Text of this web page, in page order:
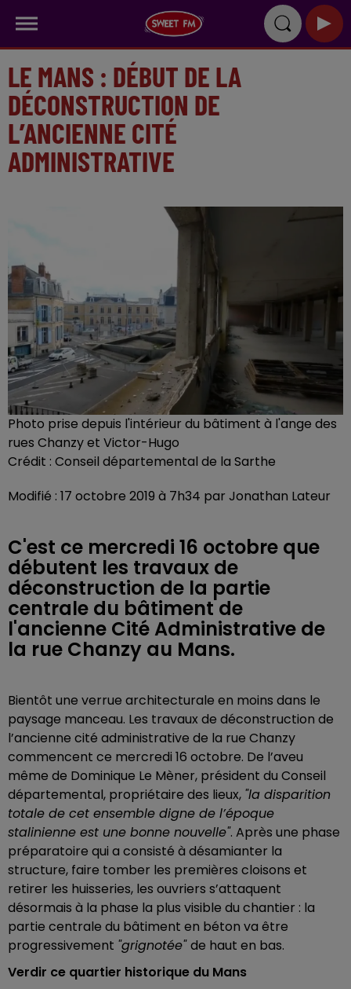
LE MANS : DÉBUT DE LA
DÉCONSTRUCTION DE
L’ANCIENNE CITÉ
ADMINISTRATIVE
Photo prise depuis l'intérieur du bâtiment à l'ange des
rues Chanzy et Victor-Hugo
Crédit : Conseil départemental de la Sarthe
Modifié : 17 octobre 2019 à 7h34 par Jonathan Lateur
C'est ce mercredi 16 octobre que
débutent les travaux de
déconstruction de la partie
centrale du bâtiment de
l'ancienne Cité Administrative de
la rue Chanzy au Mans.
Bientôt une verrue architecturale en moins dans le
paysage manceau. Les travaux de déconstruction de
l’ancienne cité administrative de la rue Chanzy
commencent ce mercredi 16 octobre. De l’aveu
même de Dominique Le Mèner, président du Conseil
départemental, propriétaire des lieux, "la disparition
totale de cet ensemble digne de l’époque
stalinienne est une bonne nouvelle". Après une phase
préparatoire qui a consisté à désamianter la
structure, faire tomber les premières cloisons et
retirer les huisseries, les ouvriers s’attaquent
désormais à la phase la plus visible du chantier : la
partie centrale du bâtiment en béton va être
progressivement "grignotée"de haut en bas.
Verdir ce quartier historique du Mans